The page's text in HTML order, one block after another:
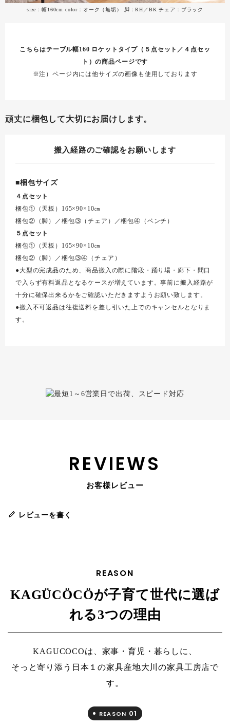
size：幅160cm color：オーク（無垢） 脚：RH／BK チェア：ブラック
こちらはテーブル幅160 ロケットタイプ（５点セット／４点セッ
ト）の商品ページです
※注）ページ内には他サイズの画像も使用しております
頑丈に梱包して大切にお届けします。
搬入経路のご確認をお願いします
■梱包サイズ
４点セット
梱包①（天板）165×90×10㎝
梱包②（脚）／梱包③（チェア）／梱包④（ベンチ）
５点セット
梱包①（天板）165×90×10㎝
梱包②（脚）／梱包③④（チェア）
●大型の完成品のため、商品搬入の際に階段・踊り場・廊下・間口
で入らず有料返品となるケースが増えています。事前に搬入経路が
十分に確保出来るかをご確認いただきますようお願い致します。
●搬入不可返品は往復送料を差し引いた上でのキャンセルとなりま
す。
REVIEWS
お客様レビュー
レビューを書く
REASON
KAGÜCÖCÖが子育て世代に選ば
れる3つの理由
KAGUCOCOは、家事・育児・暮らしに、
そっと寄り添う日本１の家具産地大川の家具工房店で
す。
REASON 01